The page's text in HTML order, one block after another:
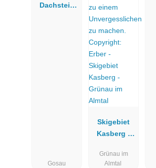
Dachstein
Gosau
Skigebiet
Kasberg -
Almtal
Grünau im
Almtal